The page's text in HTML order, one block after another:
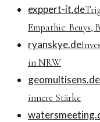
exppert-it.de
Empathie: Beuys,
ryanskye.de
in NRW
geomultisens.de
innere Stärke